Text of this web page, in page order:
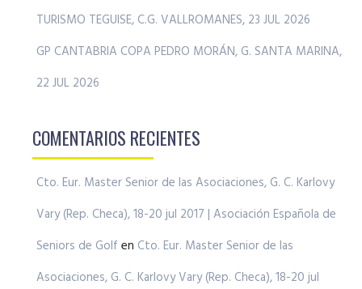
TURISMO TEGUISE, C.G. VALLROMANES, 23 JUL 2026
GP CANTABRIA COPA PEDRO MORÁN, G. SANTA MARINA,
22 JUL 2026
COMENTARIOS RECIENTES
Cto. Eur. Master Senior de las Asociaciones, G. C. Karlovy
Vary (Rep. Checa), 18-20 jul 2017 | Asociación Española de
Seniors de Golf en Cto. Eur. Master Senior de las
Asociaciones, G. C. Karlovy Vary (Rep. Checa), 18-20 jul